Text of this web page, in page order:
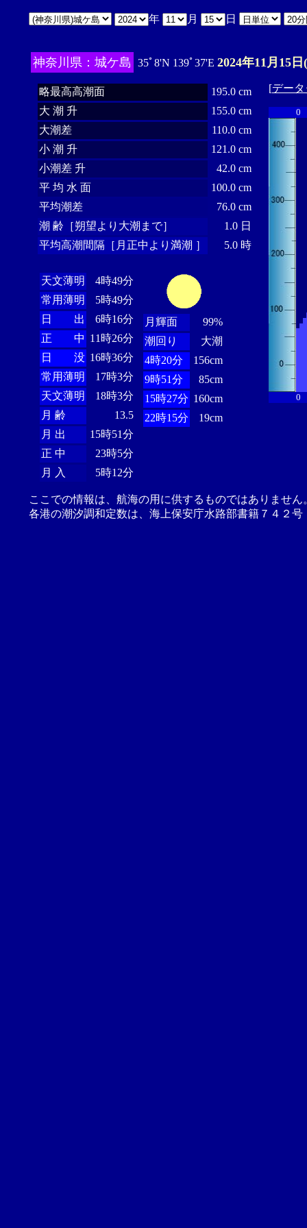
年 月 日
神奈川県：城ケ島 35ﾟ8'N 139ﾟ37'E 2024年11月15
略最高高潮面
195.0 cm
大 潮 升
155.0 cm
大潮差
110.0 cm
小 潮 升
121.0 cm
小潮差 升
42.0 cm
平 均 水 面
100.0 cm
平均潮差
76.0 cm
潮 齢［朔望より大潮まで］
1.0 日
平均高潮間隔［月正中より満潮 ］
5.0 時
天文薄明
4時49分
常用薄明
5時49分
日 出
6時16分
正 中 11時26分
日 没 16時36分
常用薄明
17時3分
天文薄明
18時3分
月 齢
13.5
月 出
15時51分
正 中
23時5分
月 入
5時12分
月輝面
99%
潮回り
大潮
4時20分
156cm
9時51分
85cm
15時27分 160cm
22時15分
19cm
[デー
0
0
ここでの情報は、航海の用に供するものではありませ
各港の潮汐調和定数は、海上保安庁水路部書籍７４２